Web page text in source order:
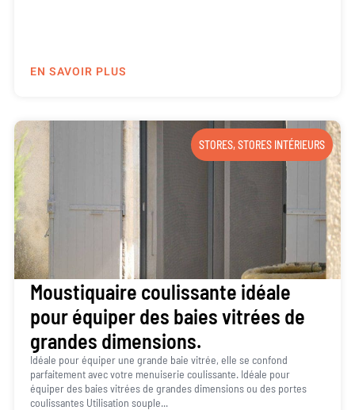
EN SAVOIR PLUS
STORES,STORES INTÉRIEURS
Moustiquaire coulissante idéale
pour équiper des baies vitrées de
grandes dimensions.
Idéale pour équiper une grande baie vitrée, elle se confond
parfaitement avec votre menuiserie coulissante. Idéale pour
équiper des baies vitrées de grandes dimensions ou des portes
coulissantes Utilisation souple...